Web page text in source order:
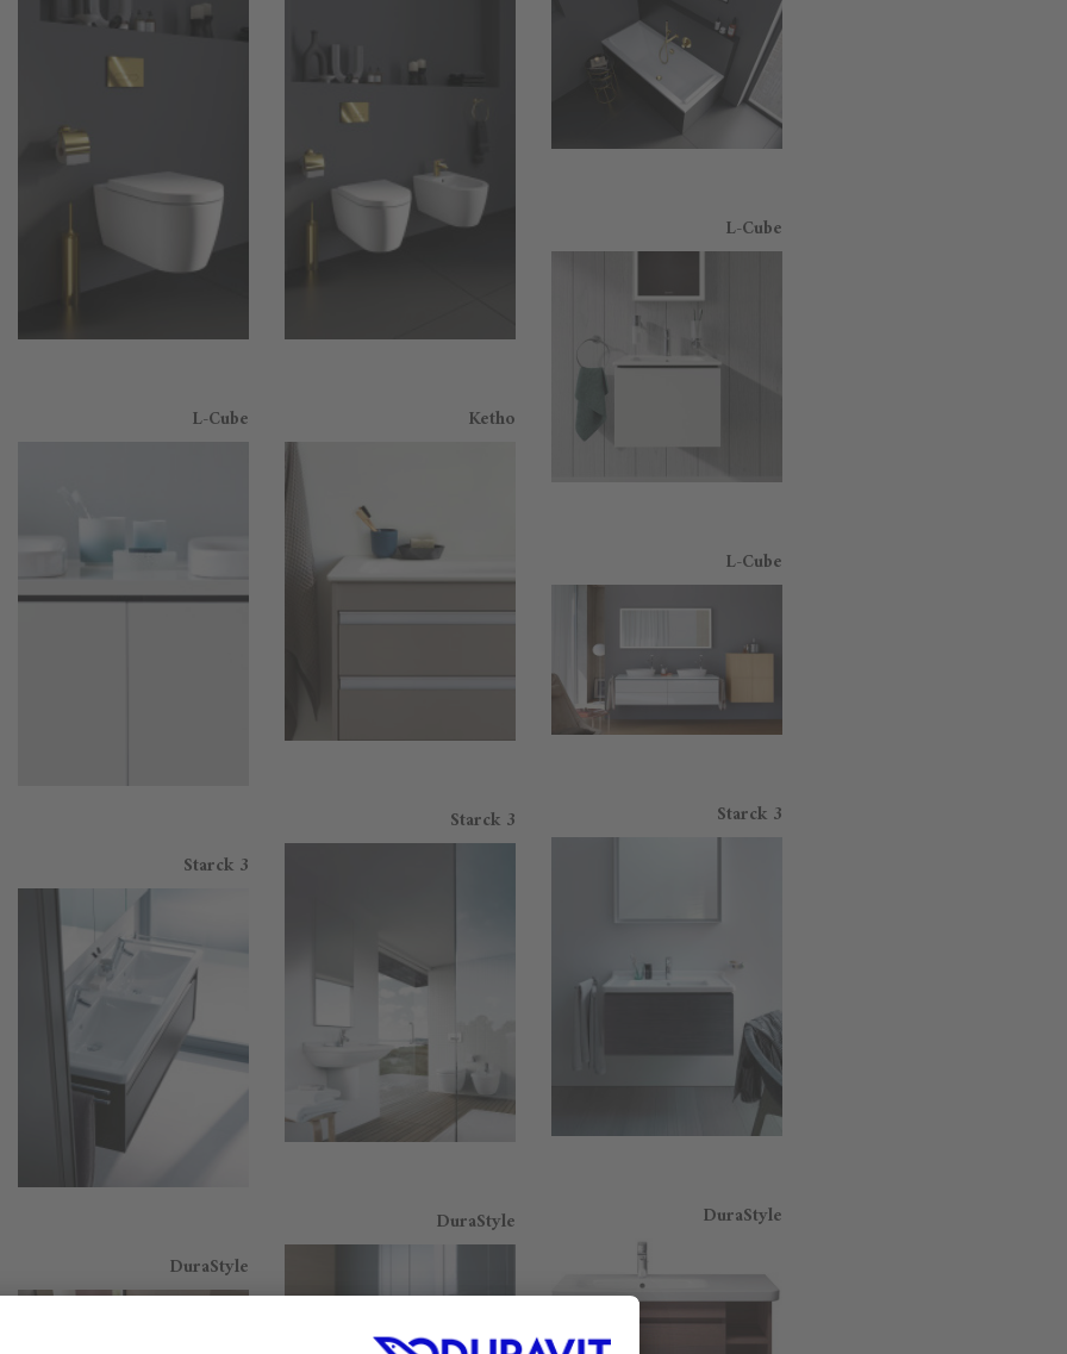
L-Cube
L-Cube
Starck 3
DuraStyle
Ketho
Starck 3
DuraStyle
L-Cube
Starck 3
DuraStyle